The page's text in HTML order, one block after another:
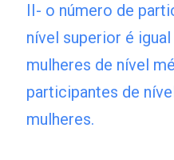
II- o número de
nível superior é
mulheres de nível
participantes de
mulheres.